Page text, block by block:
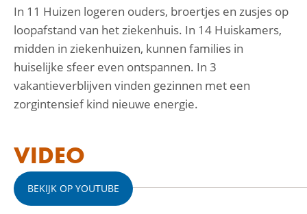
In 11 Huizen logeren ouders, broertjes en zusjes op
loopafstand van het ziekenhuis. In 14 Huiskamers,
midden in ziekenhuizen, kunnen families in
huiselijke sfeer even ontspannen. In 3
vakantieverblijven vinden gezinnen met een
zorgintensief kind nieuwe energie.
VIDEO
BEKIJK OP YOUTUBE